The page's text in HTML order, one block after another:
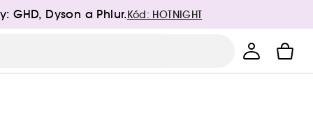
GHD, Dyson a Phlur.Kód: HOTNIGHT